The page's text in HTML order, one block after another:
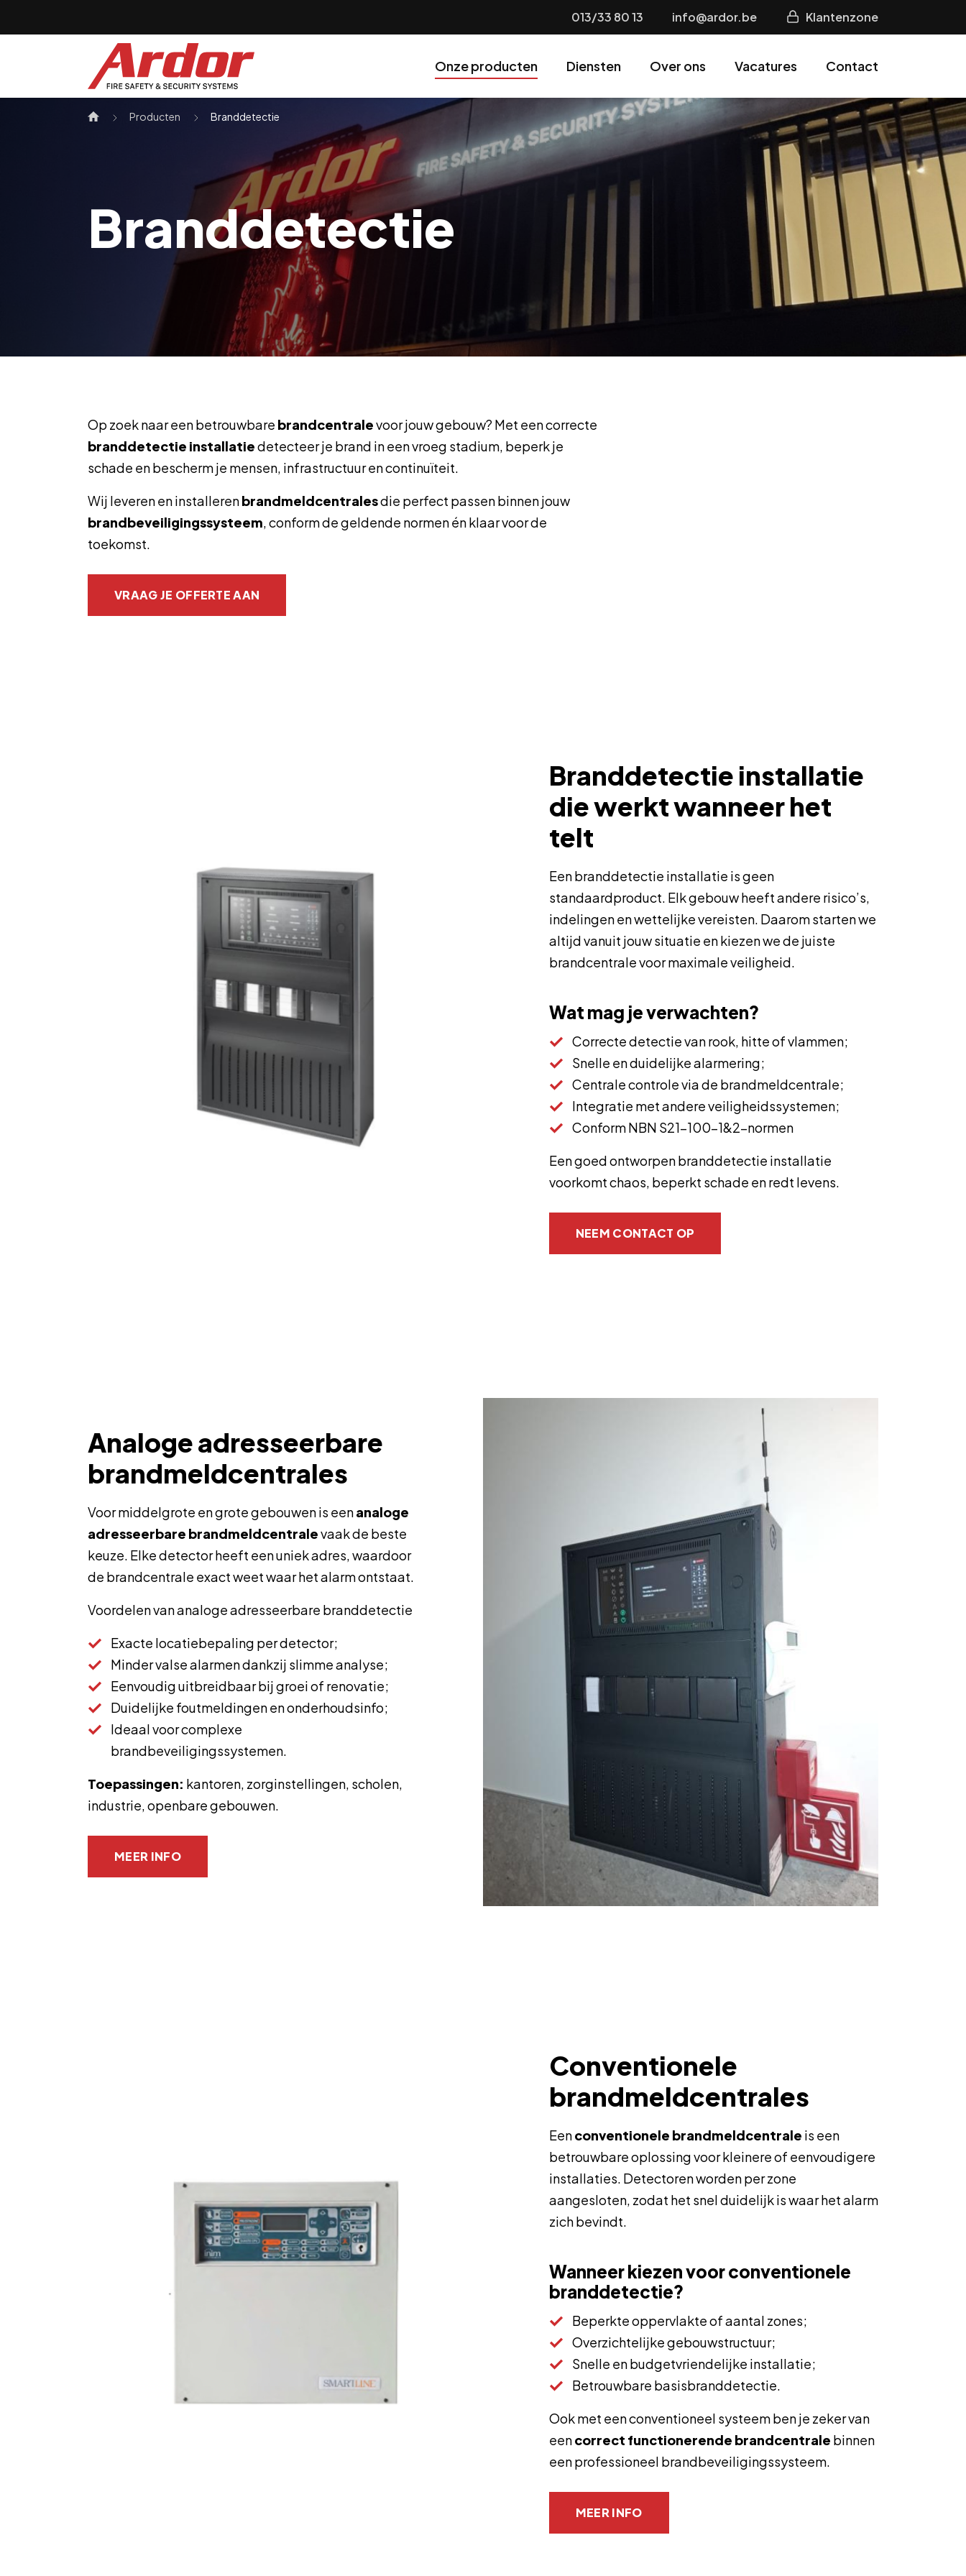
Onze producten Diensten Over ons Vacatures Contact
013/33 80 13 info@ardor.be Klantenzone
Producten Branddetectie
Branddetectie
Op zoek naar een betrouwbare brandcentralevoor jouw gebouw? Met een correcte
branddetectie installatiedetecteer je brand in een vroeg stadium, beperk je
schade en bescherm je mensen, infrastructuur en continuïteit.
Wij leveren en installerenbrandmeldcentralesdie perfect passen binnen jouw
brandbeveiligingssysteem, conform de geldende normen én klaar voor de
toekomst.
VRAAG JE OFFERTE AAN
Branddetectie installatie
die werkt wanneer het
telt
Een branddetectie installatie is geen
standaardproduct. Elk gebouw heeft andere risico’s,
indelingen en wettelijke vereisten. Daarom starten we
altijd vanuit jouw situatie en kiezen we de juiste
brandcentrale voor maximale veiligheid.
Wat mag je verwachten?
Correcte detectie van rook, hitte of vlammen;
Snelle en duidelijke alarmering;
Centrale controle via de brandmeldcentrale;
Integratie met andere veiligheidssystemen;
Conform NBN S21-100-1&2-normen
Een goed ontworpen branddetectie installatie
voorkomt chaos, beperkt schade en redt levens.
NEEM CONTACT OP
Analoge adresseerbare
brandmeldcentrales
Voor middelgrote en grote gebouwen is eenanaloge
adresseerbare brandmeldcentralevaak de beste
keuze. Elke detector heeft een uniek adres, waardoor
de brandcentrale exact weet waar het alarm ontstaat.
Voordelen van analoge adresseerbare branddetectie
Exacte locatiebepaling per detector;
Minder valse alarmen dankzij slimme analyse;
Eenvoudig uitbreidbaar bij groei of renovatie;
Duidelijke foutmeldingen en onderhoudsinfo;
Ideaal voor complexe
brandbeveiligingssystemen.
Toepassingen: kantoren, zorginstellingen, scholen,
industrie, openbare gebouwen.
MEER INFO
Conventionele
brandmeldcentrales
Eenconventionele brandmeldcentrale is een
betrouwbare oplossing voor kleinere of eenvoudigere
installaties. Detectoren worden per zone
aangesloten, zodat het snel duidelijk is waar het alarm
zich bevindt.
Wanneer kiezen voor conventionele
branddetectie?
Beperkte oppervlakte of aantal zones;
Overzichtelijke gebouwstructuur;
Snelle en budgetvriendelijke installatie;
Betrouwbare basisbranddetectie.
Ook met een conventioneel systeem ben je zeker van
eencorrect functionerende brandcentrale binnen
een professioneel brandbeveiligingssysteem.
MEER INFO